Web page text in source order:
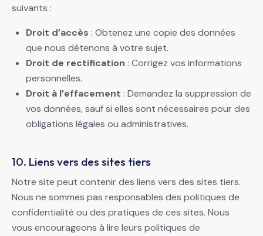
suivants :
Droit d’accès : Obtenez une copie des données
que nous détenons à votre sujet.
Droit de rectification : Corrigez vos informations
personnelles.
Droit à l’effacement : Demandez la suppression de
vos données, sauf si elles sont nécessaires pour des
obligations légales ou administratives.
10. Liens vers des sites tiers
Notre site peut contenir des liens vers des sites tiers.
Nous ne sommes pas responsables des politiques de
confidentialité ou des pratiques de ces sites. Nous
vous encourageons à lire leurs politiques de